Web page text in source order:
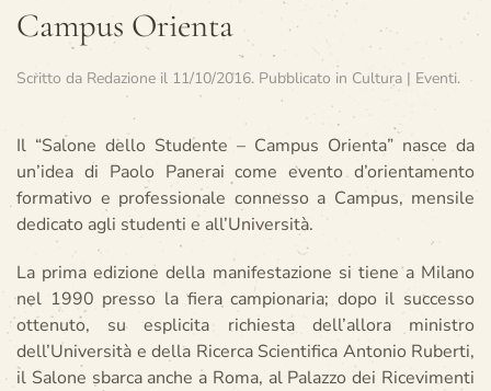
Campus Orienta
Scritto da Redazione il 11/10/2016. Pubblicato in Cultura | Eventi.
Il “Salone dello Studente – Campus Orienta” nasce da
un’idea di Paolo Panerai come evento d’orientamento
formativo e professionale connesso a Campus, mensile
dedicato agli studenti e all’Università.
La prima edizione della manifestazione si tiene a Milano
nel 1990 presso la fiera campionaria; dopo il successo
ottenuto, su esplicita richiesta dell’allora ministro
dell’Università e della Ricerca Scientifica Antonio Ruberti,
il Salone sbarca anche a Roma, al Palazzo dei Ricevimenti